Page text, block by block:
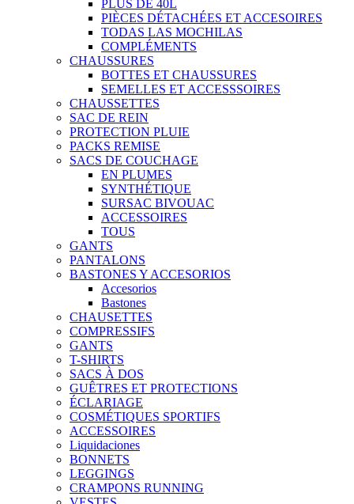
PLUS DE 40L
PIÈCES DÉTACHÉES ET ACCESOIRES
TODAS LAS MOCHILAS
COMPLÉMENTS
CHAUSSURES
BOTTES ET CHAUSSURES
SEMELLES ET ACCESSSOIRES
CHAUSSETTES
SAC DE REIN
PROTECTION PLUIE
PACKS REMISE
SACS DE COUCHAGE
EN PLUMES
SYNTHÉTIQUE
SURSAC BIVOUAC
ACCESSOIRES
TOUS
GANTS
PANTALONS
BASTONES Y ACCESORIOS
Accesorios
Bastones
CHAUSETTES
COMPRESSIFS
GANTS
T-SHIRTS
SACS À DOS
GUÊTRES ET PROTECTIONS
ÉCLARIAGE
COSMÉTIQUES SPORTIFS
ACCESSOIRES
Liquidaciones
BONNETS
LEGGINGS
CRAMPONS RUNNING